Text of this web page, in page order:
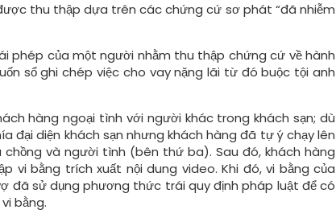
thu thập dựa trên các chứng cứ sơ phát “đã nhiễm
phép của một người nhằm thu thập chứng cứ về hành
sổ ghi chép việc cho vay nặng lãi từ đó buộc tội anh
hàng ngoại tình với người khác trong khách sạn; dù
đại diện khách sạn nhưng khách hàng đã tự ý chạy lên
và người tình (bên thứ ba). Sau đó, khách hàng
vi bằng trích xuất nội dung video. Khi đó, vi bằng của
đã sử dụng phương thức trái quy định pháp luật để có
bằng.